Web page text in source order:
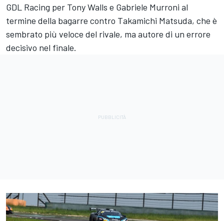
GDL Racing per Tony Walls e Gabriele Murroni al
termine della bagarre contro Takamichi Matsuda, che è
sembrato più veloce del rivale, ma autore di un errore
decisivo nel finale.